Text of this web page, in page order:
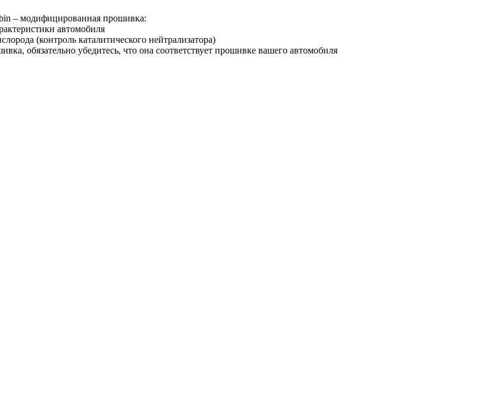
– модифицированная прошивка:
автомобиля
(контроль каталитического нейтрализатора)
обязательно убедитесь, что она соответствует прошивке вашего автомобиля